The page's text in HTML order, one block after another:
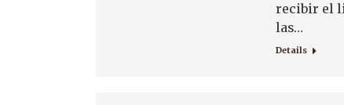
recibir el
las…
Details